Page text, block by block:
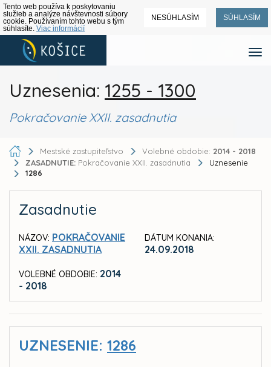
Tento web používa k poskytovaniu
služieb a analýze návštevnosti súbory
cookie. Používaním tohto webu s tým
súhlasíte. Viac informácií
NESÚHLASÍM SÚHLASÍM
Uznesenia: 1255 - 1300
Pokračovanie XXII. zasadnutia
Mestské zastupiteľstvo Volebné obdobie: 2014 - 2018
ZASADNUTIE: Pokračovanie XXII. zasadnutia
Uznesenie
1286
Zasadnutie
NÁZOV: POKRAČOVANIE
XXII. ZASADNUTIA
VOLEBNÉ OBDOBIE: 2014
- 2018
DÁTUM KONANIA:
24.09.2018
UZNESENIE: 1286